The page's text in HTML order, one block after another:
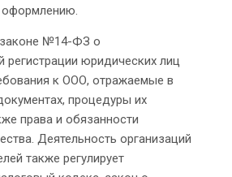
оформлению.
№14-ФЗ о
регистрации юридических лиц
к ООО, отражаемые в
процедуры их
права и обязанности
Деятельность организаций
также регулирует